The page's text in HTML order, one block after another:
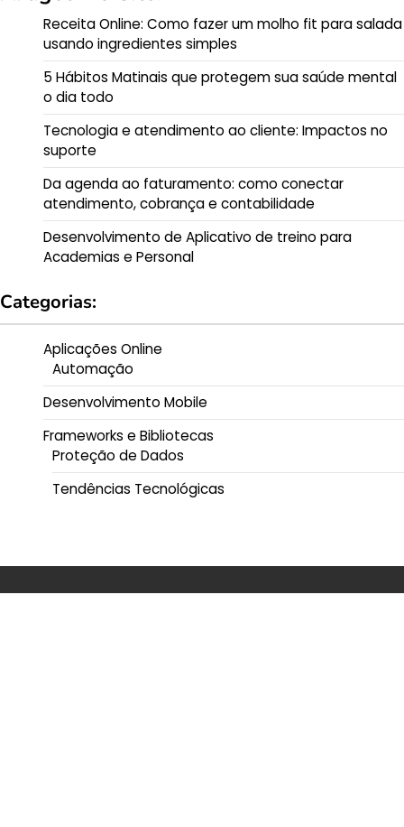
Receita Online: Como fazer um molho fit para salada
usando ingredientes simples
5 Hábitos Matinais que protegem sua saúde mental
o dia todo
Tecnologia e atendimento ao cliente: Impactos no
suporte
Da agenda ao faturamento: como conectar
atendimento, cobrança e contabilidade
Desenvolvimento de Aplicativo de treino para
Academias e Personal
Categorias:
Aplicações Online
Automação
Desenvolvimento Mobile
Frameworks e Bibliotecas
Proteção de Dados
Tendências Tecnológicas